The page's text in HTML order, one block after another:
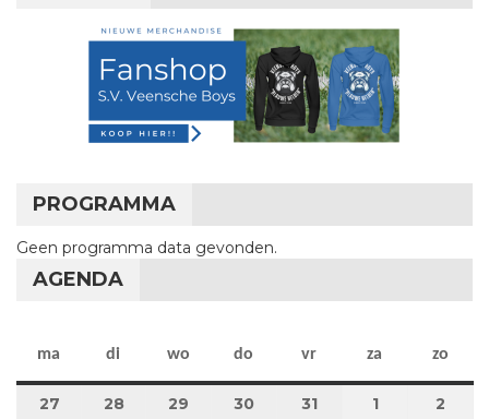
PROGRAMMA
Geen programma data gevonden.
AGENDA
ma maandag
di dinsdag
wo woensdag
do donderdag
vr vrijdag
za zaterdag
zo
27 27 juli 2026
28 28 juli 2026
29 29 juli 2026
30 30 juli 2026
31 31 juli 2026
11 augustus
2